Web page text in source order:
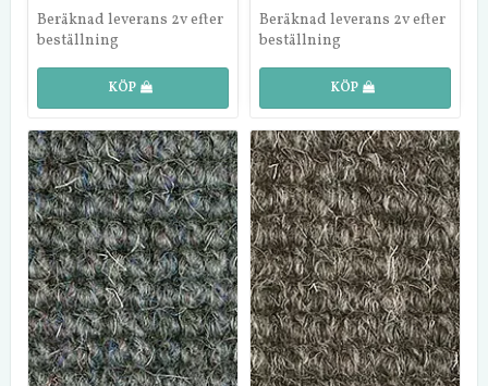
Beräknad leverans 2v efter
beställning
KÖP
Beräknad leverans 2v efter
beställning
KÖP